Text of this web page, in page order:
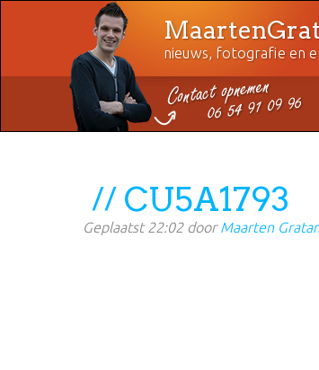
nieuws, fotografie en
CU5A1793
Geplaatst 22:02doorMaarten